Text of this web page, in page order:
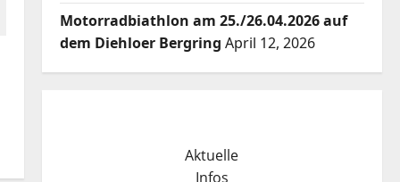
Motorradbiathlon am 25./26.04.2026 auf
dem Diehloer Bergring April 12, 2026
Aktuelle
Infos